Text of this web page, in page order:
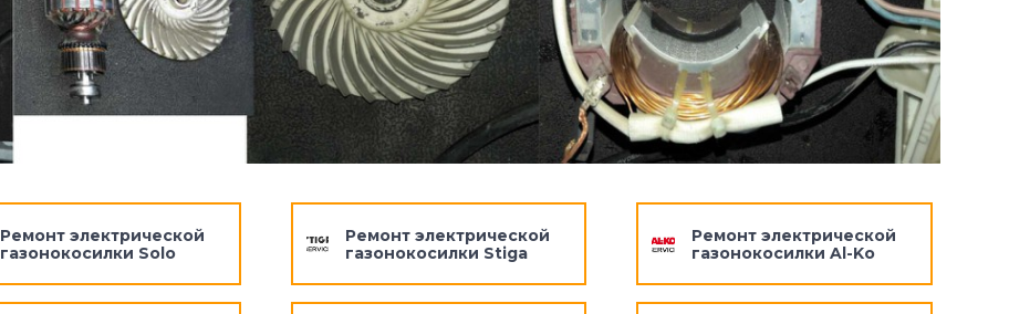
Ремонт электрической
газонокосилки Solo
Ремонт электрической
газонокосилки Stiga
Ремонт электрической
газонокосилки Al-Ko